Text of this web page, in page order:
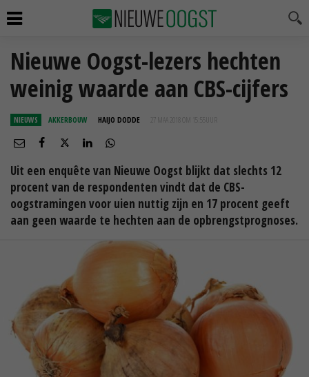
Nieuwe Oogst-lezers hechten
weinig waarde aan CBS-cijfers
NIEUWS AKKERBOUW HAIJO DODDE 27 MAA 2018 OM 15:55
Uit een enquête van Nieuwe Oogst blijkt dat slechts 12
procent van de respondenten vindt dat de CBS-
oogstramingen voor uien nuttig zijn en 17 procent geeft
aan geen waarde te hechten aan de opbrengstprognoses.